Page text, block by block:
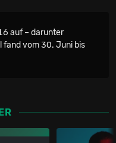
auf – darunter
fand vom 30. Juni bis